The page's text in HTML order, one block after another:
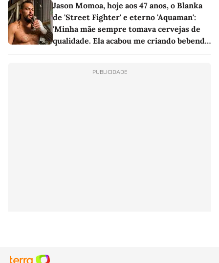
Jason Momoa, hoje aos 47 anos, o Blanka
de 'Street Fighter' e eterno 'Aquaman':
'Minha mãe sempre tomava cervejas de
qualidade. Ela acabou me criando bebendo
PUBLICIDADE